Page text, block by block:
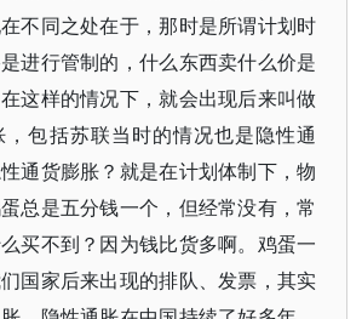
不同之处在于，那时是所谓计划时
进行管制的，什么东西卖什么价是
这样的情况下，就会出现后来叫做
包括苏联当时的情况也是隐性通
通货膨胀？就是在计划体制下，物
总是五分钱一个，但经常没有，常
买不到？因为钱比货多啊。鸡蛋一
国家后来出现的排队、发票，其实